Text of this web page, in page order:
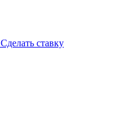
Сделать ставку